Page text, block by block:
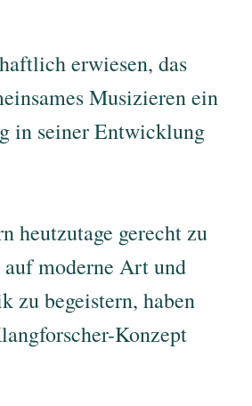
erwiesen, das
Musizieren ein
in seiner Entwicklung
heutzutage gerecht zu
auf moderne Art und
zu begeistern, haben
Konzept